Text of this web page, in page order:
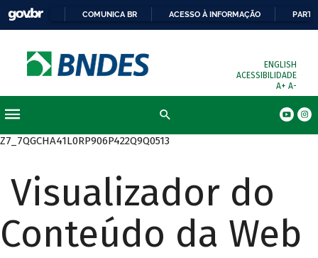
COMUNICA BR ACESSO À INFORMAÇÃO
ENGLISH
ACESSIBILIDADE
A+ A-
Z7_7QGCHA41L0RP906P422Q9Q0513
Visualizador do
Conteúdo da Web